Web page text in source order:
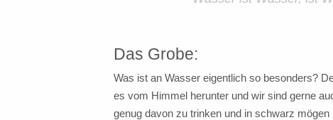
Das Grobe:
Was ist an Wasser eigentlich so besonders?
es vom Himmel herunter und wir sind gerne
genug davon zu trinken und in schwarz